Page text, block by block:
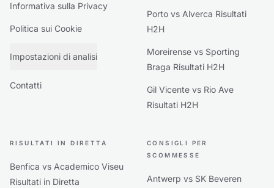
Informativa sulla Privacy
Politica sui Cookie
Impostazioni di analisi
Contatti
Porto vs Alverca Risultati
H2H
Moreirense vs Sporting
Braga Risultati H2H
Gil Vicente vs Rio Ave
Risultati H2H
RISULTATI IN DIRETTA
Benfica vs Academico Viseu
Risultati in Diretta
CONSIGLI PER
SCOMMESSE
Antwerp vs SK Beveren